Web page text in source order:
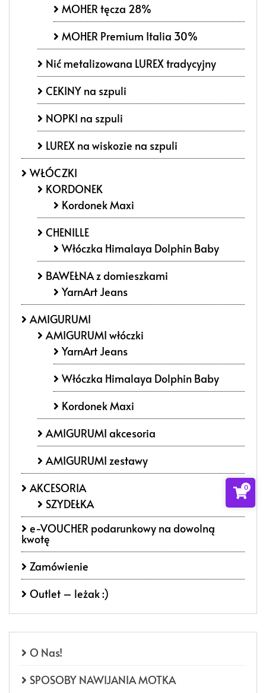
MOHER tęcza 28%
MOHER Premium Italia 30%
Nić metalizowana LUREX tradycyjny
CEKINY na szpuli
NOPKI na szpuli
LUREX na wiskozie na szpuli
WŁÓCZKI
KORDONEK
Kordonek Maxi
CHENILLE
Włóczka Himalaya Dolphin Baby
BAWEŁNA z domieszkami
YarnArt Jeans
AMIGURUMI
AMIGURUMI włóczki
YarnArt Jeans
Włóczka Himalaya Dolphin Baby
Kordonek Maxi
AMIGURUMI akcesoria
AMIGURUMI zestawy
AKCESORIA
SZYDEŁKA
e-VOUCHER podarunkowy na dowolną
kwotę
Zamówienie
Outlet – leżak :)
O Nas!
SPOSOBY NAWIJANIA MOTKA
0